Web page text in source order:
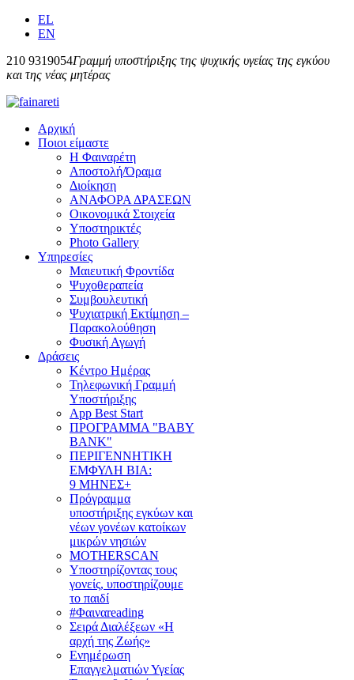
EL
EN
210 9319054Γραμμή υποστήριξης της ψυχικής υγείας της εγκύου
και της νέας μητέρας
Αρχική
Ποιοι είμαστε
Η Φαιναρέτη
Αποστολή/Όραμα
Διοίκηση
ΑΝΑΦΟΡΑ ΔΡΑΣΕΩΝ
Οικονομικά Στοιχεία
Υποστηρικτές
Photo Gallery
Υπηρεσίες
Μαιευτική Φροντίδα
Ψυχοθεραπεία
Συμβουλευτική
Ψυχιατρική Εκτίμηση –
Παρακολούθηση
Φυσική Αγωγή
Δράσεις
Κέντρο Ημέρας
Τηλεφωνική Γραμμή
Υποστήριξης
App Best Start
ΠΡΟΓΡΑΜΜΑ "BABY
BANK"
ΠΕΡΙΓΕΝΝΗΤΙΚΗ
ΕΜΦΥΛΗ ΒΙΑ:
9 ΜΗΝΕΣ+
Πρόγραμμα
υποστήριξης εγκύων και
νέων γονέων κατοίκων
μικρών νησιών
MOTHERSCAN
Υποστηρίζοντας τους
γονείς, υποστηρίζουμε
το παιδί
#Φαιναreading
Σειρά Διαλέξεων «Η
αρχή της Ζωής»
Ενημέρωση
Επαγγελματιών Υγείας